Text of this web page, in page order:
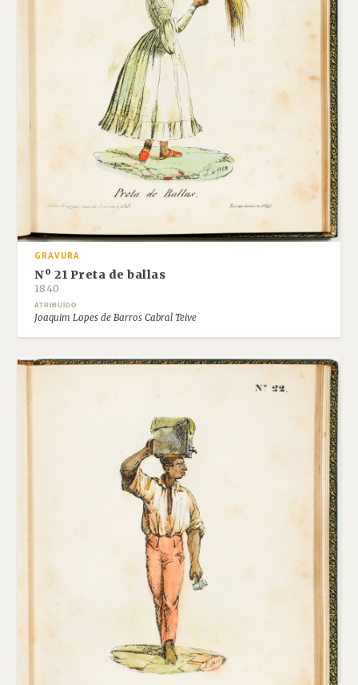
GRAVURA
Nº 21 Preta de ballas
1840
ATRIBUÍDO
Joaquim Lopes de Barros Cabral Teive